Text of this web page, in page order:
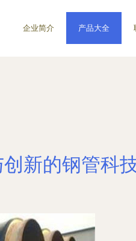
企业简介 产品大全
新的钢管科